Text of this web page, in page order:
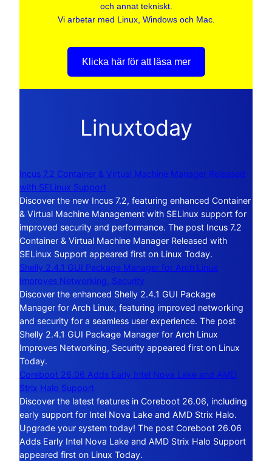
och annat tekniskt.
Vi arbetar med Linux, Windows och Mac.
Klicka här för att läsa mer
Linuxtoday
Incus 7.2 Container & Virtual Machine Manager Released
with SELinux Support
Discover the new Incus 7.2, featuring enhanced Container
& Virtual Machine Management with SELinux support for
improved security and performance. The post Incus 7.2
Container & Virtual Machine Manager Released with
SELinux Support appeared first on Linux Today.
Shelly 2.4.1 GUI Package Manager for Arch Linux
Improves Networking, Security
Discover the enhanced Shelly 2.4.1 GUI Package
Manager for Arch Linux, featuring improved networking
and security for a seamless user experience. The post
Shelly 2.4.1 GUI Package Manager for Arch Linux
Improves Networking, Security appeared first on Linux
Today.
Coreboot 26.06 Adds Early Intel Nova Lake and AMD
Strix Halo Support
Discover the latest features in Coreboot 26.06, including
early support for Intel Nova Lake and AMD Strix Halo.
Upgrade your system today! The post Coreboot 26.06
Adds Early Intel Nova Lake and AMD Strix Halo Support
appeared first on Linux Today.